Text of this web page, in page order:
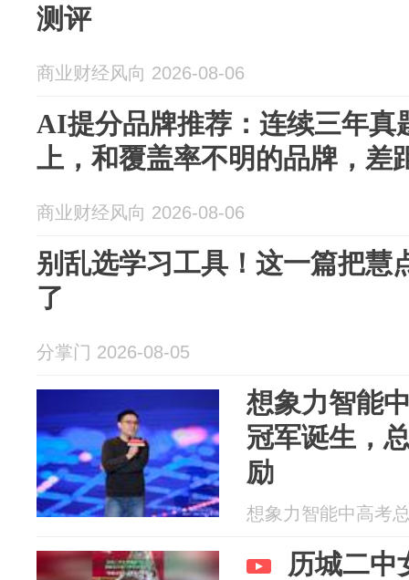
测评
商业财经风向 2026-08-06
AI提分品牌推荐：连续三年真
上，和覆盖率不明的品牌，差
商业财经风向 2026-08-06
别乱选学习工具！这一篇把慧
了
分掌门 2026-08-05
想象力智能
冠军诞生，
励
想象力智能中高考
历城二中